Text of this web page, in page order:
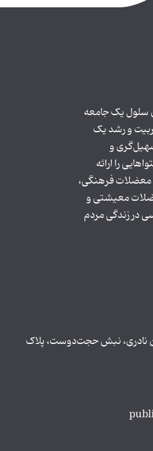
سلول یک جامعه
و رشد یک
و
را ارائه
معضلات فرهنگی،
معیشتی و
در زندگی مردم
نادری، نبش حجت‌دوست، پلاک